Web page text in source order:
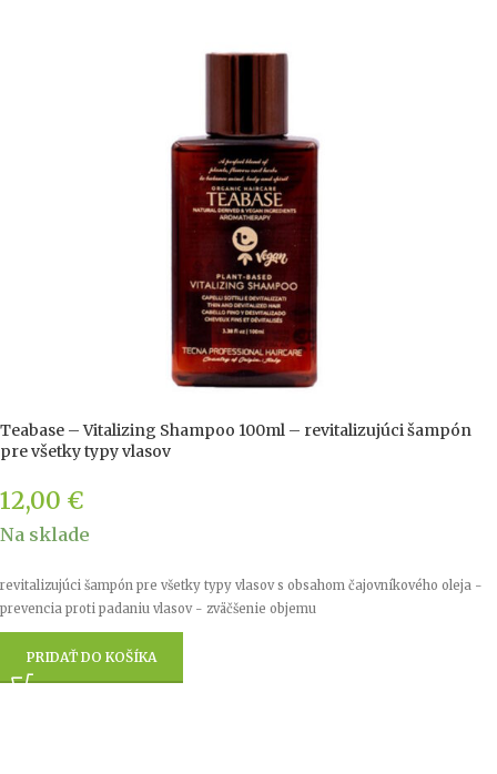
Teabase – Vitalizing Shampoo 100ml – revitalizujúci šampón
pre všetky typy vlasov
12,00 €
Na sklade
revitalizujúci šampón pre všetky typy vlasov s obsahom čajovníkového oleja -
prevencia proti padaniu vlasov - zväčšenie objemu
PRIDAŤ DO KOŠÍKA